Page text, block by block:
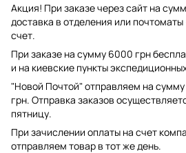
Акция! При заказе через сайт на
доставка в отделения или
счет.
При заказе на сумму 6000 грн
и на киевские пункты
"Новой Почтой" отправляем на
грн. Отправка заказов
пятницу.
При зачислении оплаты на счет
отправляем товар в тот же день.